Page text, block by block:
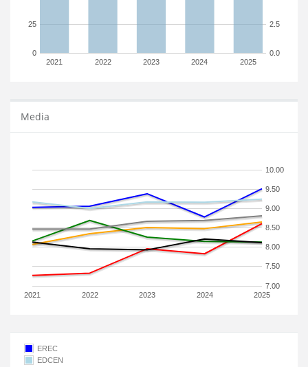
2021 2022 2023 2024 2025
0
25
0.0
2.5
Media
2021 2022 2023 2024 2025
7.00
7.50
8.00
8.50
9.00
9.50
10.00
EREC
EDCEN